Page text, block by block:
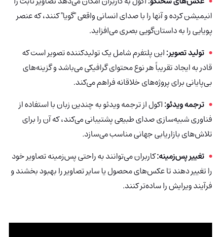
انیمیشن کرده و آنها را با صدای انسانی واقعی "گویا" کنند، که عنصر
پویایی را به داستان‌گویی بصری می‌افزاید.
تولید تصویر:این پلتفرم شامل یک تولیدکننده تصویر است که
قادر به ایجاد تقریباً هر نوع محتوای گرافیکی می‌باشد و گزینه‌های
بی‌پایانی برای پروژه‌های خلاقانه فراهم می‌کند.
ترجمه ویدئو:اکول از ترجمه ویدئو به چندین زبان با استفاده از
فناوری شبیه‌سازی صدای طبیعی پشتیبانی می‌کند، که آن را برای
تلاش‌های بازاریابی جهانی مناسب می‌سازد.
تغییر پس‌زمینه:کاربران می‌توانند به راحتی پس‌زمینه تصاویر خود
را تغییر دهند تا عکس‌های محصول یا سایر تصاویر را بهبود بخشند و
فرآیند ویرایش را ساده‌تر کنند.